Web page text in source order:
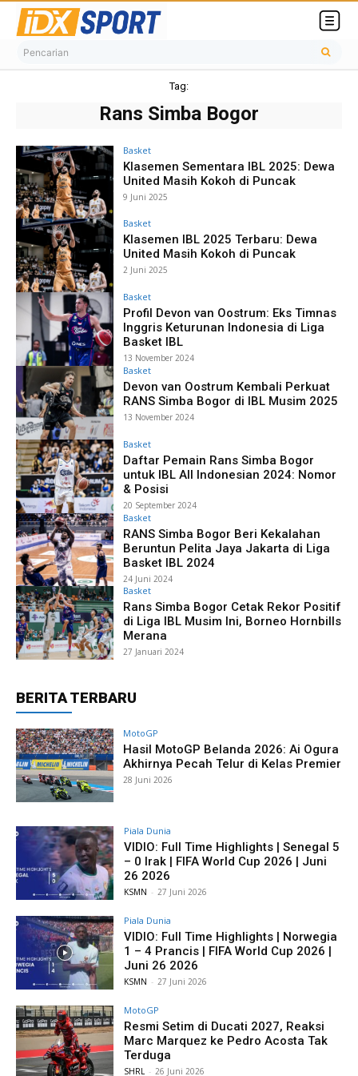
Pencarian
Tag:
Rans Simba Bogor
Basket
Klasemen Sementara IBL 2025: Dewa
United Masih Kokoh di Puncak
9 Juni 2025
Basket
Klasemen IBL 2025 Terbaru: Dewa
United Masih Kokoh di Puncak
2 Juni 2025
Basket
Profil Devon van Oostrum: Eks Timnas
Inggris Keturunan Indonesia di Liga
Basket IBL
13 November 2024
Basket
Devon van Oostrum Kembali Perkuat
RANS Simba Bogor di IBL Musim 2025
13 November 2024
Basket
Daftar Pemain Rans Simba Bogor
untuk IBL All Indonesian 2024: Nomor
& Posisi
20 September 2024
Basket
RANS Simba Bogor Beri Kekalahan
Beruntun Pelita Jaya Jakarta di Liga
Basket IBL 2024
24 Juni 2024
Basket
Rans Simba Bogor Cetak Rekor Positif
di Liga IBL Musim Ini, Borneo Hornbills
Merana
27 Januari 2024
BERITA TERBARU
MotoGP
Hasil MotoGP Belanda 2026: Ai Ogura
Akhirnya Pecah Telur di Kelas Premier
28 Juni 2026
Piala Dunia
VIDIO: Full Time Highlights | Senegal 5
– 0 Irak | FIFA World Cup 2026 | Juni
26 2026
KSMN - 27 Juni 2026
Piala Dunia
VIDIO: Full Time Highlights | Norwegia
1 – 4 Prancis | FIFA World Cup 2026 |
Juni 26 2026
KSMN - 27 Juni 2026
MotoGP
Resmi Setim di Ducati 2027, Reaksi
Marc Marquez ke Pedro Acosta Tak
Terduga
SHRL - 26 Juni 2026